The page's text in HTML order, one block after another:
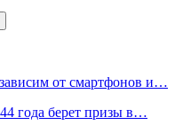
от смартфонов и…
года берет призы в…